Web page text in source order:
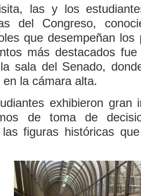
las y los
del Congreso,
que desempeñan los
más destacados
sala del Senado,
la cámara alta.
exhibieron gran
de toma de
figuras históricas